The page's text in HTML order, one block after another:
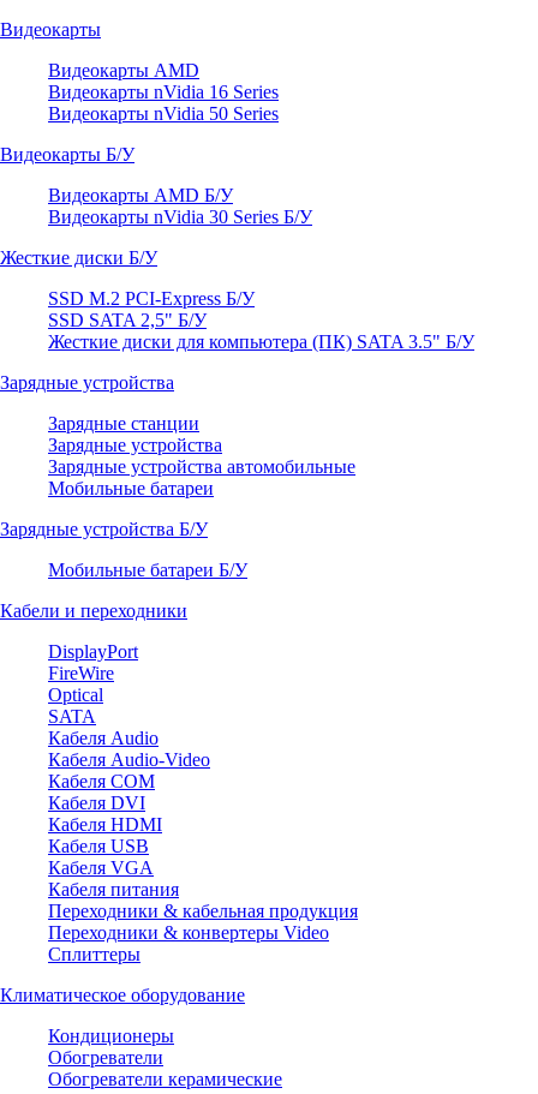
Видеокарты
Видеокарты AMD
Видеокарты nVidia 16 Series
Видеокарты nVidia 50 Series
Видеокарты Б/У
Видеокарты AMD Б/У
Видеокарты nVidia 30 Series Б/У
Жесткие диски Б/У
SSD M.2 PCI-Express Б/У
SSD SATA 2,5" Б/У
Жесткие диски для компьютера (ПК) SATA 3.5" Б/У
Зарядные устройства
Зарядные станции
Зарядные устройства
Зарядные устройства автомобильные
Мобильные батареи
Зарядные устройства Б/У
Мобильные батареи Б/У
Кабели и переходники
DisplayPort
FireWire
Optical
SATA
Кабеля Audio
Кабеля Audio-Video
Кабеля COM
Кабеля DVI
Кабеля HDMI
Кабеля USB
Кабеля VGA
Кабеля питания
Переходники & кабельная продукция
Переходники & конвертеры Video
Сплиттеры
Климатическое оборудование
Кондиционеры
Обогреватели
Обогреватели керамические